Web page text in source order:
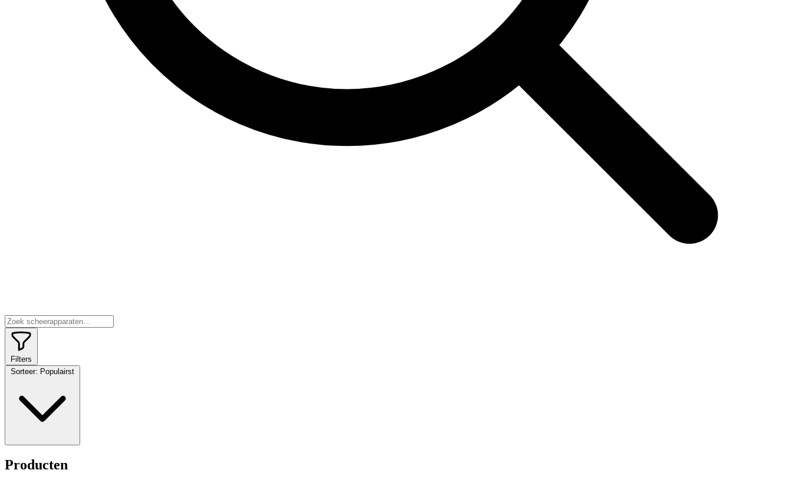
Filters
Sorteer: Populairst
Producten